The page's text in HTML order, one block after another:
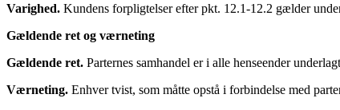
Varighed. Kundens forpligtelser efter pkt. 12.1-12.2 gælder
Gældende ret og værneting
Gældende ret. Parternes samhandel er i alle henseender
Værneting. Enhver tvist, som måtte opstå i forbindelse med